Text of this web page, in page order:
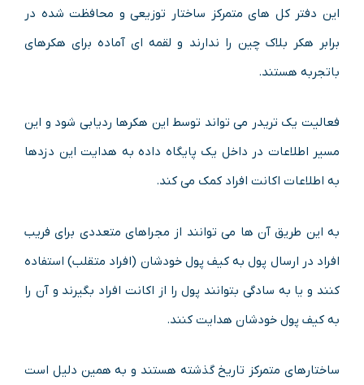
این دفتر کل های متمرکز ساختار توزیعی و محافظت شده در
برابر هکر بلاک چین را ندارند و لقمه ای آماده برای هکرهای
باتجربه هستند.
فعالیت یک تریدر می تواند توسط این هکرها ردیابی شود و این
مسیر اطلاعات در داخل یک پایگاه داده به هدایت این دزدها
به اطلاعات اکانت افراد کمک می کند.
به این طریق آن ها می توانند از مجراهای متعددی برای فریب
افراد در ارسال پول به کیف پول خودشان (افراد متقلب) استفاده
کنند و یا به سادگی بتوانند پول را از اکانت افراد بگیرند و آن را
به کیف پول خودشان هدایت کنند.
ساختارهای متمرکز تاریخ گذشته هستند و به همین دلیل است